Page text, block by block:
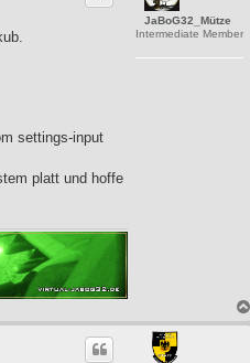
JaBoG32_Mütze
Intermediate Member
settings-input
platt und hoffe